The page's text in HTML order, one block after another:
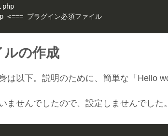
プラグイン必須ファイル
の作成
は以下。説明のために、簡単な「Hello
ませんでしたので、設定しませんでした。